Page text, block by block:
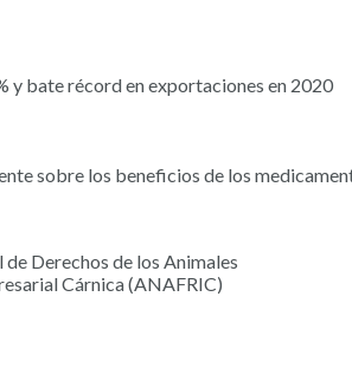
y bate récord en exportaciones en 2020
sobre los beneficios de los
Derechos de los Animales
Cárnica (ANAFRIC)